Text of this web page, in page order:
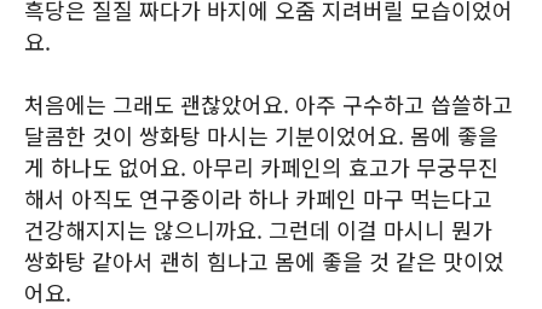
흑당은 질질 짜다가 바지에 오줌 지려버릴 모습이었어
요.
처음에는 그래도 괜찮았어요. 아주 구수하고 씁쓸하고
달콤한 것이 쌍화탕 마시는 기분이었어요. 몸에 좋을
게 하나도 없어요. 아무리 카페인의 효고가 무궁무진
해서 아직도 연구중이라 하나 카페인 마구 먹는다고
건강해지지는 않으니까요. 그런데 이걸 마시니 뭔가
쌍화탕 같아서 괜히 힘나고 몸에 좋을 것 같은 맛이었
어요.